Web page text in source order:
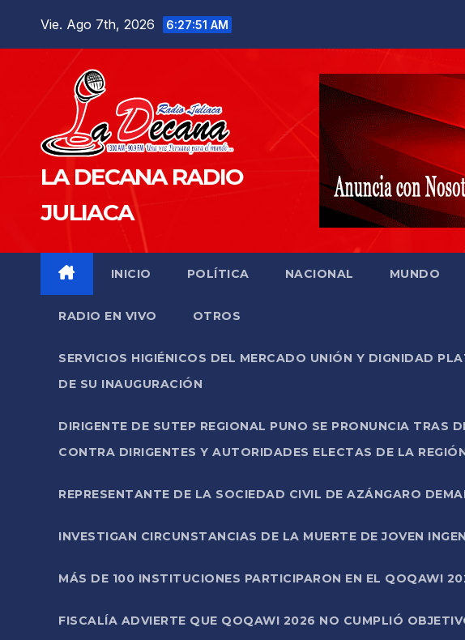
Vie. Ago 7th, 2026 6:27:52 AM
LA DECANA RADIO
JULIACA
INICIO POLÍTICA NACIONAL MUNDO
RADIO EN VIVO OTROS
SERVICIOS HIGIÉNICOS DEL MERCADO UNIÓN Y DIGNIDAD
DE SU INAUGURACIÓN
DIRIGENTE DE SUTEP REGIONAL PUNO SE PRONUNCIA TRAS
CONTRA DIRIGENTES Y AUTORIDADES ELECTAS DE LA
REPRESENTANTE DE LA SOCIEDAD CIVIL DE AZÁNGARO
INVESTIGAN CIRCUNSTANCIAS DE LA MUERTE DE JOVEN
MÁS DE 100 INSTITUCIONES PARTICIPARON EN EL QOQAWI
FISCALÍA ADVIERTE QUE QOQAWI 2026 NO CUMPLIÓ